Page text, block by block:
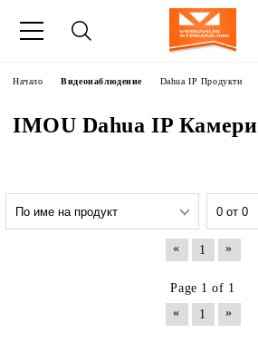
Начало Видеонаблюдение Dahua IP Продукти
IMOU Dahua IP Камери
« 1 »
Page 1 of 1
«
1 »